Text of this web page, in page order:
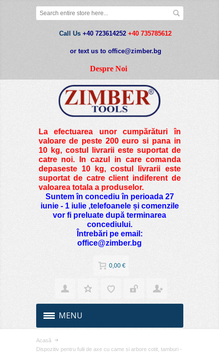
Call Us +40 723614252 +40 735785612
or text us to office@zimber.bg
Despre Noi
La efectuarea unor cumpărături în
valoare de peste200 euro si pana in
10 kg, costul livrarii este suportat de
catre noi. In cazul in care comanda
depaseste 10 kg, costul livrarii este
suportat de catre client indiferent de
valoarea totala a produselor.
Suntem în concediu în perioada 27
iunie - 1 iulie ,telefoanele și comenzile
vor fi preluate după terminarea
concediului.
Întrebări pe email:
office@zimber.bg
0,00 €
MENU
Acasă
Dispozitiv pentru fulii de axe cu came si arbore cotit, tamburi -